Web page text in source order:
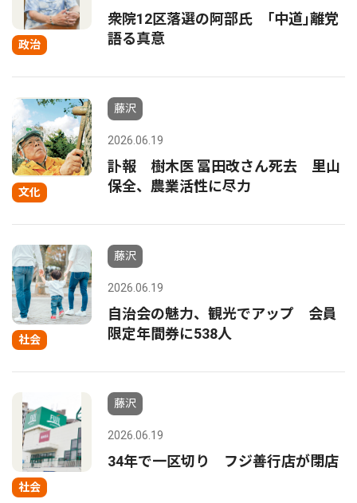
政治
衆院12区落選の阿部氏 ｢中道｣離党
語る真意
文化
藤沢
2026.06.19
訃報 樹木医 冨田改さん死去 里山
保全、農業活性に尽力
社会
藤沢
2026.06.19
自治会の魅力、観光でアップ 会員
限定年間券に538人
社会
藤沢
2026.06.19
34年で一区切り フジ善行店が閉店